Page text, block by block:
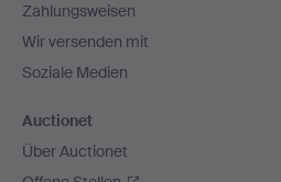
Zahlungsweisen
Wir versenden mit
Soziale Medien
Auctionet
Über Auctionet